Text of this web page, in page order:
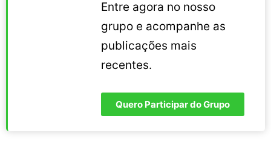
Entre agora no nosso
grupo e acompanhe as
publicações mais
recentes.
Quero Participar do Grupo